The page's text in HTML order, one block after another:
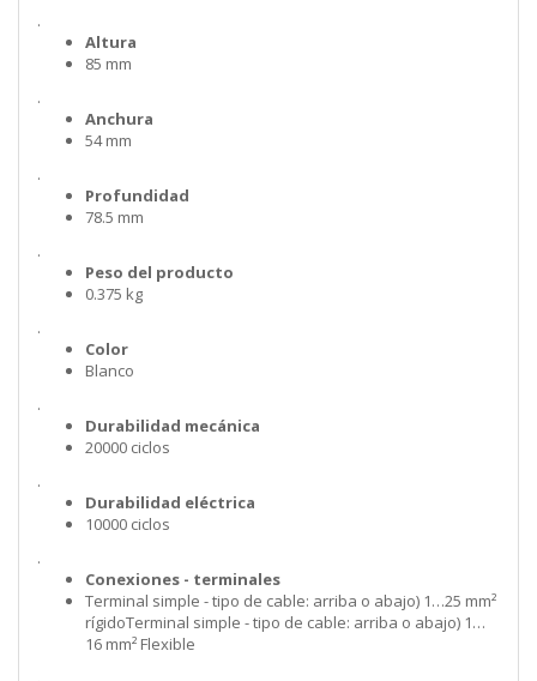
.
Altura
85 mm
.
Anchura
54 mm
.
Profundidad
78.5 mm
.
Peso del producto
0.375 kg
.
Color
Blanco
.
Durabilidad mecánica
20000 ciclos
.
Durabilidad eléctrica
10000 ciclos
.
Conexiones - terminales
Terminal simple - tipo de cable: arriba o abajo) 1…25 mm²
rígidoTerminal simple - tipo de cable: arriba o abajo) 1…
16 mm² Flexible